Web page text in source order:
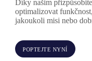
Díky našim
optimalizovat
jakoukoli misi nebo
POPTEJTE NYNÍ